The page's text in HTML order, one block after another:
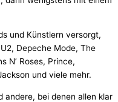
und Künstlern versorgt,
Depeche Mode, The
N’ Roses, Prince,
und viele mehr.
andere, bei denen allen klar